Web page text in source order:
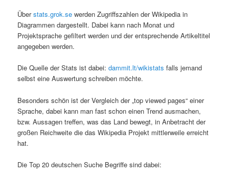
Überstats.grok.se werden Zugriffszahlen der Wikipedia in
Diagrammen dargestellt. Dabei kann nach Monat und
Projektsprache gefiltert werden und der entsprechende Artikeltitel
angegeben werden.
Die Quelle der Stats ist dabei:dammit.lt/wikistats falls jemand
selbst eine Auswertung schreiben möchte.
Besonders schön ist der Vergleich der „top viewed pages“ einer
Sprache, dabei kann man fast schon einen Trend ausmachen,
bzw. Aussagen treffen, was das Land bewegt, in Anbetracht der
großen Reichweite die das Wikipedia Projekt mittlerweile erreicht
hat.
Die Top 20 deutschen Suche Begriffe sind dabei: